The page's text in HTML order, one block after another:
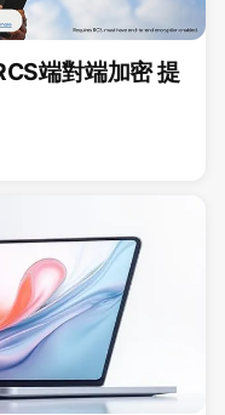
端對端加密 提